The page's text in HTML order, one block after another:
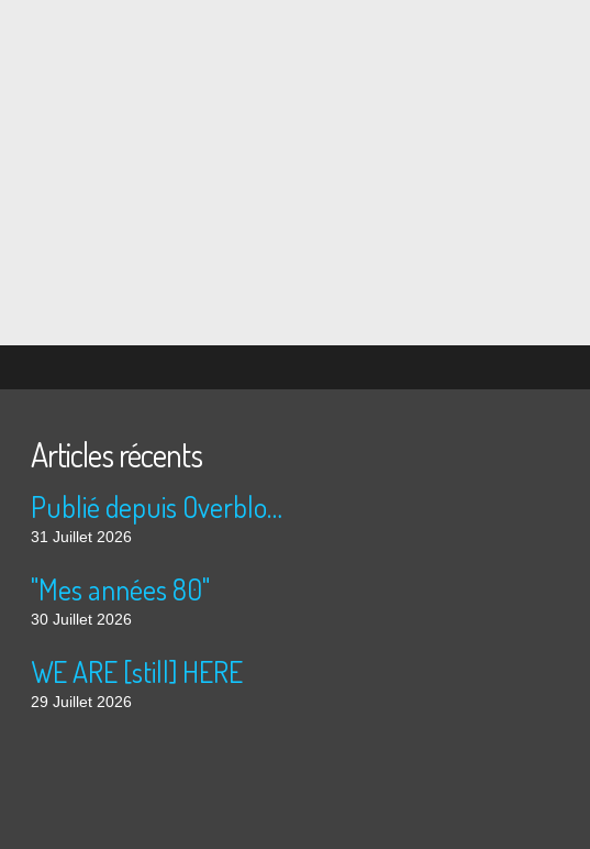
Articles récents
Publié depuis Overblog et Facebook
31 Juillet 2026
"Mes années 80"
30 Juillet 2026
WE ARE [still] HERE
29 Juillet 2026